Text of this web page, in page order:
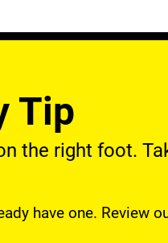
Tip
the right foot.
have one. Review